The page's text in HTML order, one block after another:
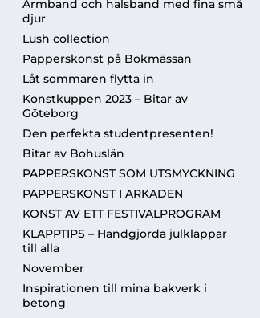
Armband och halsband med fina små
djur
Lush collection
Papperskonst på Bokmässan
Låt sommaren flytta in
Konstkuppen 2023 – Bitar av
Göteborg
Den perfekta studentpresenten!
Bitar av Bohuslän
PAPPERSKONST SOM UTSMYCKNING
PAPPERSKONST I ARKADEN
KONST AV ETT FESTIVALPROGRAM
KLAPPTIPS – Handgjorda julklappar
till alla
November
Inspirationen till mina bakverk i
betong